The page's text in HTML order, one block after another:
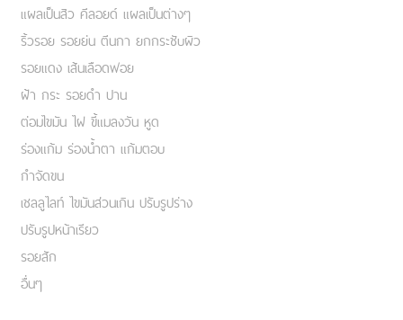
แผลเป็นสิว คีลอยด์ แผลเป็นต่างๆ
ริ้วรอย รอยย่น ตีนกา ยกกระชับผิว
รอยแดง เส้นเลือดฟอย
ฝ้า กระ รอยดำ ปาน
ต่อมไขมัน ไฝ ขี้แมลงวัน หูด
ร่องแก้ม ร่องน้ำตา แก้มตอบ
กำจัดขน
เชลลูไลท์ ไขมันส่วนเกิน ปรับรูปร่าง
ปรับรูปหน้าเรียว
รอยสัก
อื่นๆ